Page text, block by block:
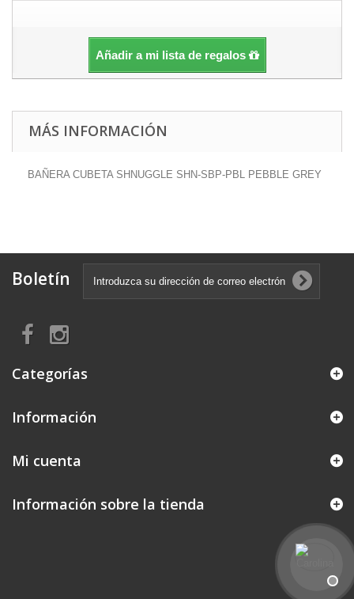
Añadir a mi lista de regalos
MÁS INFORMACIÓN
BAÑERA CUBETA SHNUGGLE SHN-SBP-PBL PEBBLE GREY
Boletín
Categorías
Información
Mi cuenta
Información sobre la tienda